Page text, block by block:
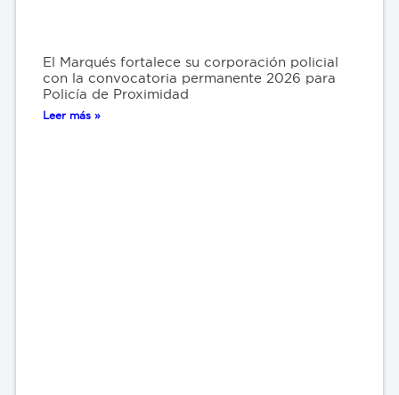
El Marqués fortalece su corporación policial
con la convocatoria permanente 2026 para
Policía de Proximidad
Leer más »